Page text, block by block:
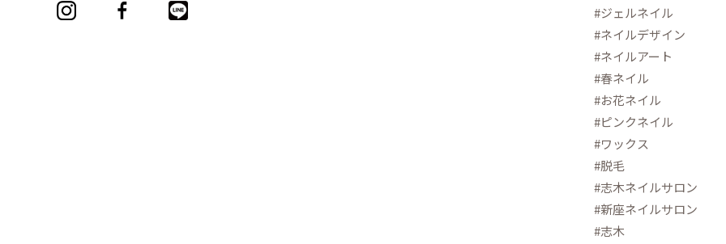
#ジェルネイル
#ネイルデザイン
#ネイルアート
#春ネイル
#お花ネイル
#ピンクネイル
#ワックス
#脱毛
#志木ネイルサロン
#新座ネイルサロン
#志木